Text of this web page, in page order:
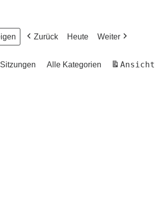
Zurück Heute Weiter
Sitzungen Alle Kategorien Ansicht